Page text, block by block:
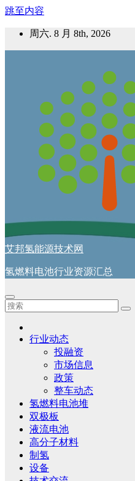
跳至内容
周六. 8 月 8th, 2026
艾邦氢能源技术网
氢燃料电池行业资源汇总
行业动态
投融资
市场信息
政策
整车动态
氢燃料电池堆
双极板
液流电池
高分子材料
制氢
设备